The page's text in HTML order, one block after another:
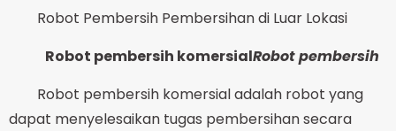
Robot Pembersih Pembersihan di Luar Lokasi
Robot pembersih komersialRobot pembersih
Robot pembersih komersial adalah robot yang
dapat menyelesaikan tugas pembersihan secara